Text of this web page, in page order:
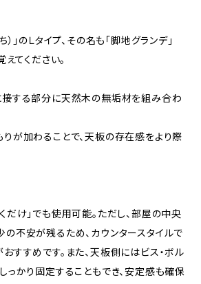
）」のＬタイプ、その名も「脚地グランデ」
てください。
接する部分に天然木の無垢材を組み合わ
が加わることで、天板の存在感をより際
だけ」でも使用可能。ただし、部屋の中央
不安が残るため、カウンタースタイルで
すすめです。また、天板側にはビス・ボル
っかり固定することもでき、安定感も確保